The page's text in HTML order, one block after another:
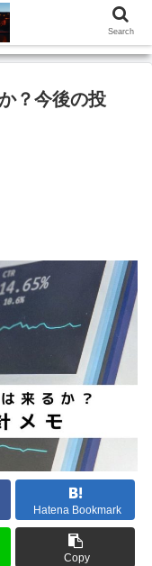
？今後の投
Hatena Bookmark
Copy
Search